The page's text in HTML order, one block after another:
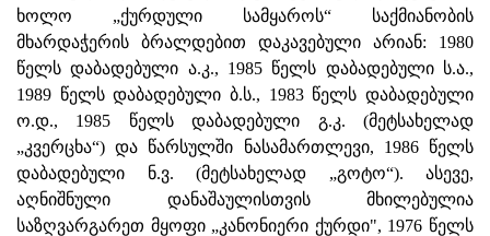
ხოლო „ქურდული სამყაროს“ საქმიანობის
მხარდაჭერის ბრალდებით დაკავებული არიან: 1980
წელს დაბადებული ა.კ., 1985 წელს დაბადებული ს.ა.,
1989 წელს დაბადებული ბ.ს., 1983 წელს დაბადებული
ო.დ., 1985 წელს დაბადებული გ.კ. (მეტსახელად
„კვერცხა“) და წარსულში ნასამართლევი, 1986 წელს
დაბადებული ნ.ვ. (მეტსახელად „გოტო“). ასევე,
აღნიშნული დანაშაულისთვის მხილებულია
საზღვარგარეთ მყოფი „კანონიერი ქურდი", 1976 წელს